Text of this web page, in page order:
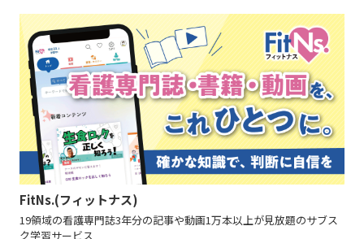
FitNs.(フィットナス)
19領域の看護専門誌3年分の記事や動画1万本以上が見放題のサブス
ク学習サービス